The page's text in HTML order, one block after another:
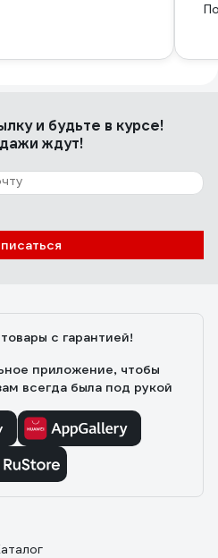
и будьте в курсе!
ждут!
с гарантией!
приложение, чтобы
всегда была под рукой